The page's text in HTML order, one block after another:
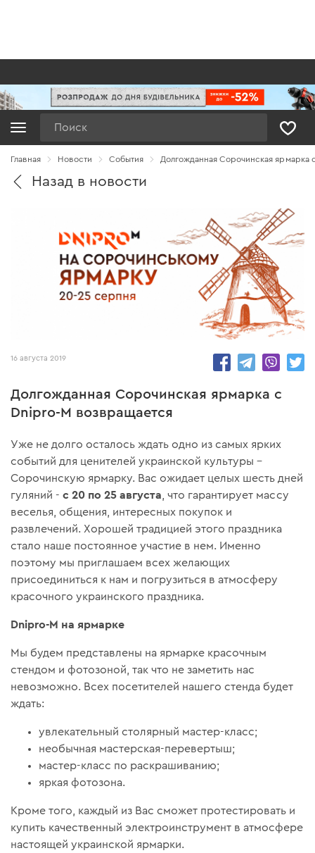
Главная Новости Cобытия Долгожданная Сорочинская ярмарка
Назад в новости
4888
16 августа 2019
Долгожданная Сорочинская ярмарка с
Dnipro-M возвращается
Уже не долго осталось ждать одно из самых ярких
событий для ценителей украинской культуры –
Сорочинскую ярмарку. Вас ожидает целых шесть дней
гуляний -с 20 по 25 августа , что гарантирует массу
веселья, общения, интересных покупок и
развлечений. Хорошей традицией этого праздника
стало наше постоянное участие в нем. Именно
поэтому мы приглашаем всех желающих
присоединиться к нам и погрузиться в атмосферу
красочного украинского праздника.
Dnipro-M на ярмарке
Мы будем представлены на ярмарке красочным
стендом и фотозоной, так что не заметить нас
невозможно. Всех посетителей нашего стенда будет
ждать:
увлекательный столярный мастер-класс;
необычная мастерская-перевертыш;
мастер-класс по раскрашиванию;
яркая фотозона.
Кроме того, каждый из Вас сможет протестировать и
купить качественный электроинструмент в атмосфере
настоящей украинской ярмарки.